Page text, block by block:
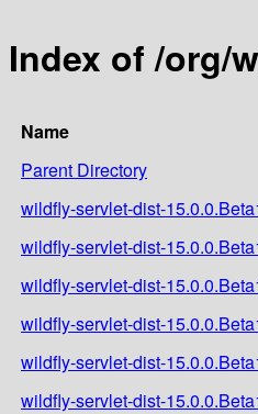
Index of /org/
Name
Parent Directory
wildfly-servlet-dist-
wildfly-servlet-dist-
wildfly-servlet-dist-
wildfly-servlet-dist-
wildfly-servlet-dist-
wildfly-servlet-dist-